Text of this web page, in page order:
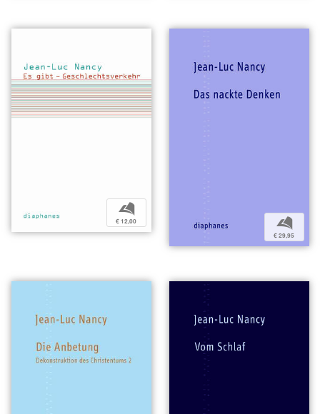
b
€ 12,00 b
€ 29,95